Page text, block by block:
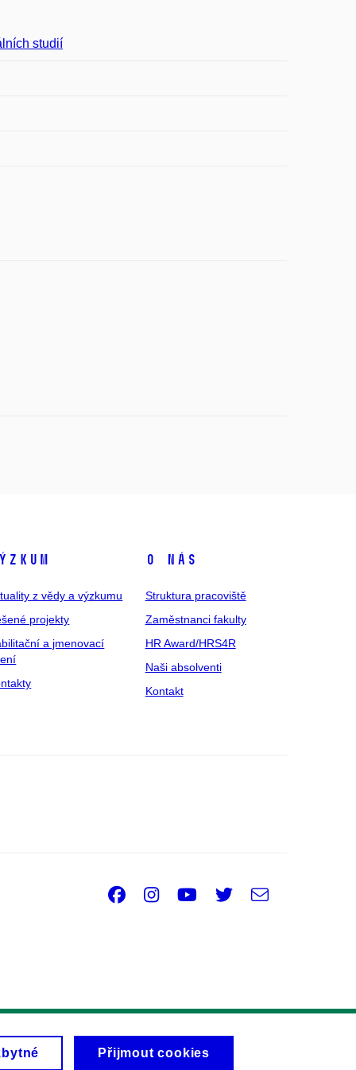
studií
z vědy a výzkumu
projekty
a jmenovací
O nás
Struktura pracoviště
Zaměstnanci fakulty
HR Award/HRS4R
Naši absolventi
Kontakt
Facebook
Instagram
Youtube
Twitter
e-
Přijmout cookies